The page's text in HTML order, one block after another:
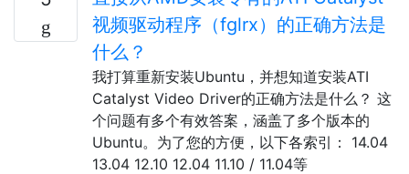
视频驱动程序（fglrx）的正确方法是
什么？
我打算重新安装Ubuntu，并想知道安装ATI
Catalyst Video Driver的正确方法是什么？ 这
个问题有多个有效答案，涵盖了多个版本的
Ubuntu。为了您的方便，以下各索引： 14.04
13.04 12.10 12.04 11.10 / 11.04等